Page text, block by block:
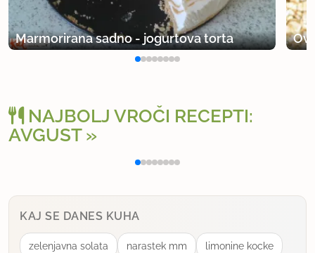
Marmorirana sadno - jogurtova torta
NAJBOLJ VROČI RECEPTI:
AVGUST
Polnjena paprika na klasičen način
KAJ SE DANES KUHA
zelenjavna solata narastek mm limonine kocke